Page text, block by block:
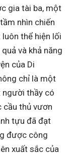
gia tài ba, một
nhìn chiến
thể hiện lối
và khả năng
của Di
chỉ là một
người thầy có
cầu thủ vươn
tựu đã đạt
được công
xuất sắc của